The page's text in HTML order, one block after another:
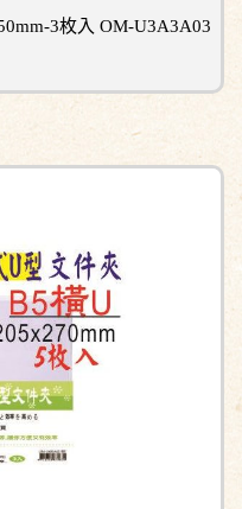
3枚入 OM-U3A3A03